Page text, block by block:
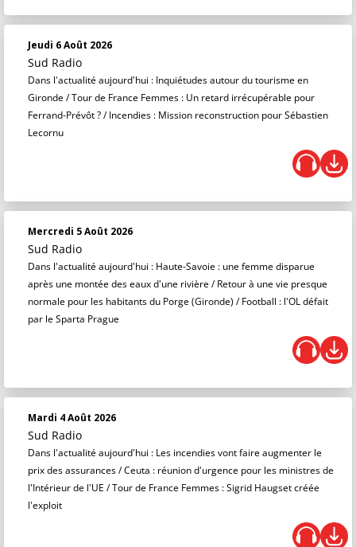
Jeudi 6 Août 2026
Sud Radio
Dans l'actualité aujourd'hui : Inquiétudes autour du tourisme en
Gironde / Tour de France Femmes : Un retard irrécupérable pour
Ferrand-Prévôt ? / Incendies : Mission reconstruction pour Sébastien
Lecornu
Mercredi 5 Août 2026
Sud Radio
Dans l'actualité aujourd'hui : Haute-Savoie : une femme disparue
après une montée des eaux d'une rivière / Retour à une vie presque
normale pour les habitants du Porge (Gironde) / Football : l'OL défait
par le Sparta Prague
Mardi 4 Août 2026
Sud Radio
Dans l'actualité aujourd'hui : Les incendies vont faire augmenter le
prix des assurances / Ceuta : réunion d'urgence pour les ministres de
l'Intérieur de l'UE / Tour de France Femmes : Sigrid Haugset créée
l'exploit